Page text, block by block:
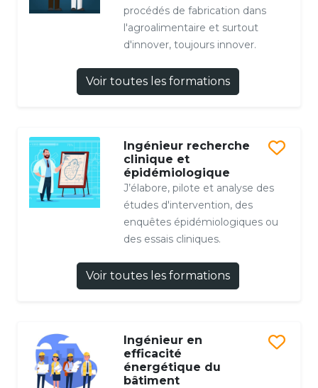
procédés de fabrication dans
l'agroalimentaire et surtout
d'innover, toujours innover.
Voir toutes les formations
Ingénieur recherche
clinique et
épidémiologique
J’élabore, pilote et analyse des
études d'intervention, des
enquêtes épidémiologiques ou
des essais cliniques.
Voir toutes les formations
Ingénieur en
efficacité
énergétique du
bâtiment